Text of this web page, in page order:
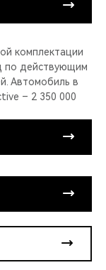
комплектации
по действующим
Автомобиль в
– 2 350 000